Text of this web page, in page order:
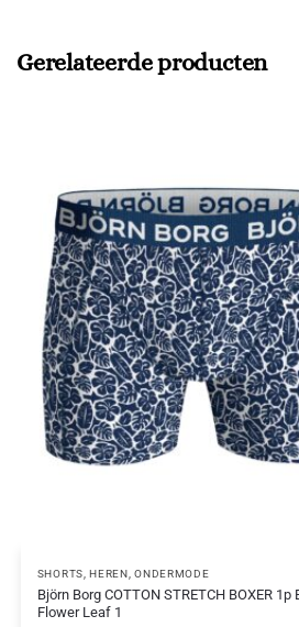
Gerelateerde producten
SHORTS ,HEREN ,ONDERMODE
Björn Borg COTTON STRETCH BOXER 1p
Flower Leaf 1